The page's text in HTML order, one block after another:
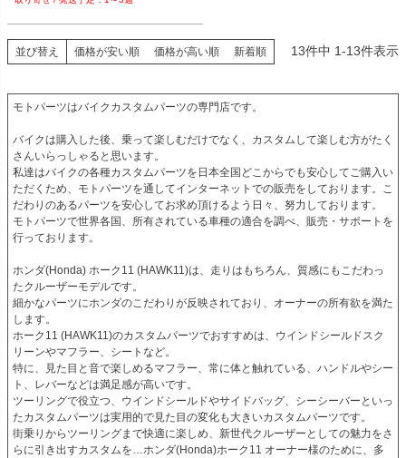
並び替え 価格が安い順 価格が高い順 新着順 13件中 1-13件表示
モトパーツはバイクカスタムパーツの専門店です。
バイクは購入した後、乗って楽しむだけでなく、カスタムして楽しむ方がたく
さんいらっしゃると思います。
私達はバイクの各種カスタムパーツを日本全国どこからでも安心してご購入い
ただくため、モトパーツを通してインターネットでの販売をしております。こ
だわりのあるパーツを安心してお求め頂けるよう日々、努力しております。
モトパーツで世界各国、所有されている車種の適合を調べ、販売・サポートを
行っております。
ホンダ(Honda) ホーク11 (HAWK11)は、走りはもちろん、質感にもこだわっ
たクルーザーモデルです。
細かなパーツにホンダのこだわりが反映されており、オーナーの所有欲を満た
します。
ホーク11 (HAWK11)のカスタムパーツでおすすめは、ウインドシールドスク
リーンやマフラー、シートなど。
特に、見た目と音で楽しめるマフラー、常に体と触れている、ハンドルやシー
ト、レバーなどは満足感が高いです。
ツーリングで役立つ、ウインドシールドやサイドバッグ、シーシーバーといっ
たカスタムパーツは実用的で見た目の変化も大きいカスタムパーツです。
街乗りからツーリングまで快適に楽しめ、新世代クルーザーとしての魅力をさ
らに引き出すカスタムを…ホンダ(Honda)ホーク11 オーナー様のために、多